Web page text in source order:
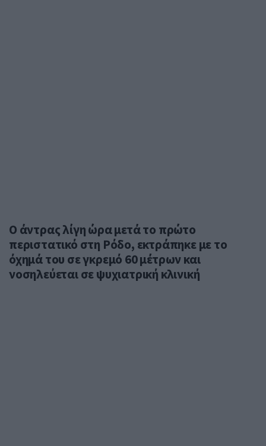
Ο άντρας λίγη ώρα μετά το πρώτο
περιστατικό στη Ρόδο, εκτράπηκε με το
όχημά του σε γκρεμό 60 μέτρων και
νοσηλεύεται σε ψυχιατρική κλινική